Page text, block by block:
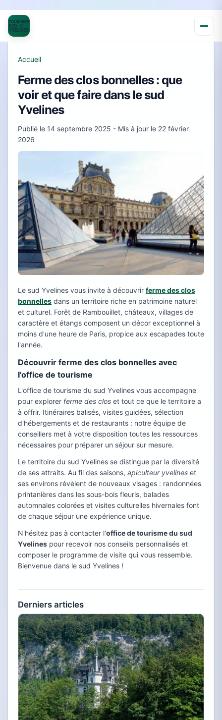
Accueil
Ferme des clos bonnelles : que
voir et que faire dans le sud
Yvelines
Publié le 14 septembre 2025 - Mis à jour le 22 février
2026
Le sud Yvelines vous invite à découvrir ferme des clos
bonnelles dans un territoire riche en patrimoine naturel
et culturel. Forêt de Rambouillet, châteaux, villages de
caractère et étangs composent un décor exceptionnel à
moins d'une heure de Paris, propice aux escapades toute
l'année.
Découvrir ferme des clos bonnelles avec
l'office de tourisme
L'office de tourisme du sud Yvelines vous accompagne
pour explorer ferme des clos et tout ce que le territoire a
à offrir. Itinéraires balisés, visites guidées, sélection
d'hébergements et de restaurants : notre équipe de
conseillers met à votre disposition toutes les ressources
nécessaires pour préparer un séjour sur mesure.
Le territoire du sud Yvelines se distingue par la diversité
de ses attraits. Au fil des saisons, apiculteur yvelines et
ses environs révèlent de nouveaux visages : randonnées
printanières dans les sous-bois fleuris, balades
automnales colorées et visites culturelles hivernales font
de chaque séjour une expérience unique.
N'hésitez pas à contacter l'office de tourisme du sud
Yvelines pour recevoir nos conseils personnalisés et
composer le programme de visite qui vous ressemble.
Bienvenue dans le sud Yvelines !
Derniers articles